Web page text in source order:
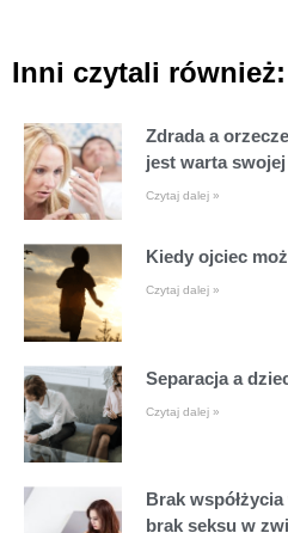
Inni czytali również:
Zdrada a
jest warta
Czytaj dalej »
Kiedy ojciec
Czytaj dalej »
Separacja a
Czytaj dalej »
Brak
brak seksu w